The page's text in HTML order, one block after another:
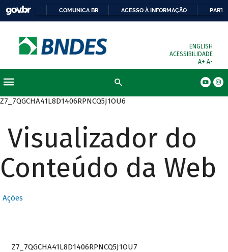
COMUNICA BR ACESSO À INFORMAÇÃO
ENGLISH
ACESSIBILIDADE
A+ A-
Z7_7QGCHA41L8D1406RPNCQ5J1OU6
Visualizador do
Conteúdo da Web
Ações
Z7_7QGCHA41L8D1406RPNCQ5J1OU7